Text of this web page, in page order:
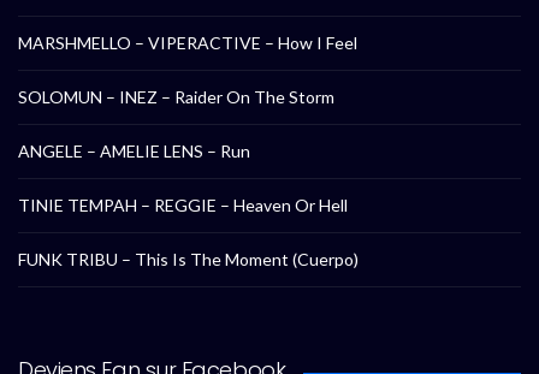
MARSHMELLO – VIPERACTIVE – How I Feel
SOLOMUN – INEZ – Raider On The Storm
ANGELE – AMELIE LENS – Run
TINIE TEMPAH – REGGIE – Heaven Or Hell
FUNK TRIBU – This Is The Moment (Cuerpo)